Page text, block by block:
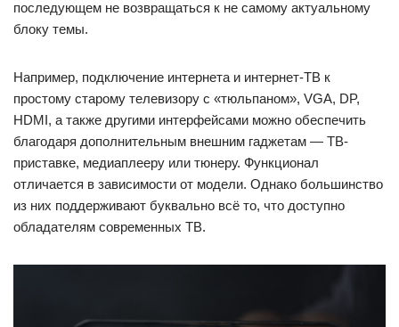
последующем не возвращаться к не самому актуальному
блоку темы.
Например, подключение интернета и интернет-ТВ к
простому старому телевизору c «тюльпаном», VGA, DP,
HDMI, а также другими интерфейсами можно обеспечить
благодаря дополнительным внешним гаджетам — ТВ-
приставке, медиаплееру или тюнеру. Функционал
отличается в зависимости от модели. Однако большинство
из них поддерживают буквально всё то, что доступно
обладателям современных ТВ.